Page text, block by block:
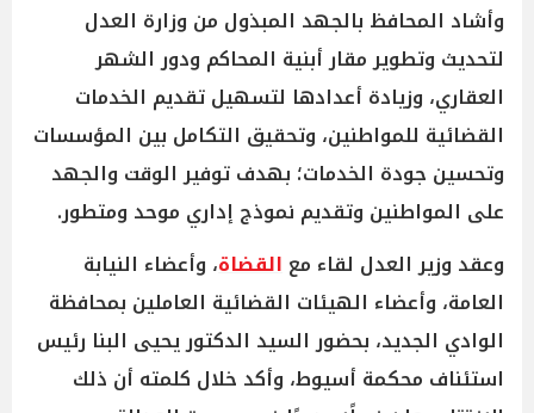
وأشاد المحافظ بالجهد المبذول من وزارة العدل
لتحديث وتطوير مقار أبنية المحاكم ودور الشهر
العقاري، وزيادة أعدادها لتسهيل تقديم الخدمات
القضائية للمواطنين، وتحقيق التكامل بين المؤسسات
وتحسين جودة الخدمات؛ بهدف توفير الوقت والجهد
على المواطنين وتقديم نموذج إداري موحد ومتطور.
وعقد وزير العدل لقاء مع القضاة، وأعضاء النيابة
العامة، وأعضاء الهيئات القضائية العاملين بمحافظة
الوادي الجديد، بحضور السيد الدكتور يحيى البنا رئيس
استئناف محكمة أسيوط، وأكد خلال كلمته أن ذلك